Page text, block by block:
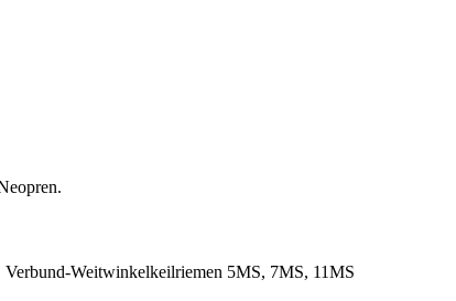
Weitwinkelkeilriemen 5MS, 7MS, 11MS